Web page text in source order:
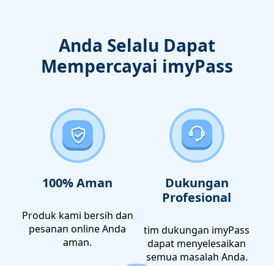
Anda Selalu Dapat
Mempercayai imyPass
100% Aman
Produk kami bersih dan
pesanan online Anda
aman.
Dukungan
Profesional
tim dukungan imyPass
dapat menyelesaikan
semua masalah Anda.